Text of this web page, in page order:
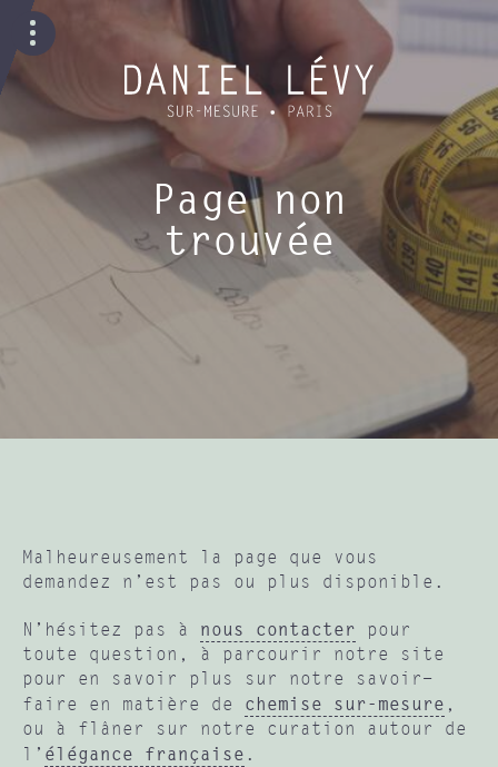
Page non
trouvée
Malheureusement la page que vous
demandez n’est pas ou plus disponible.
N’hésitez pas à nous contacter pour
toute question, à parcourir notre site
pour en savoir plus sur notre savoir-
faire en matière de chemise sur-mesure ,
ou à flâner sur notre curation autour de
l’ élégance française .